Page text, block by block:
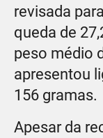
revisada
queda de
peso médio
apresentou
156 gramas.
Apesar da